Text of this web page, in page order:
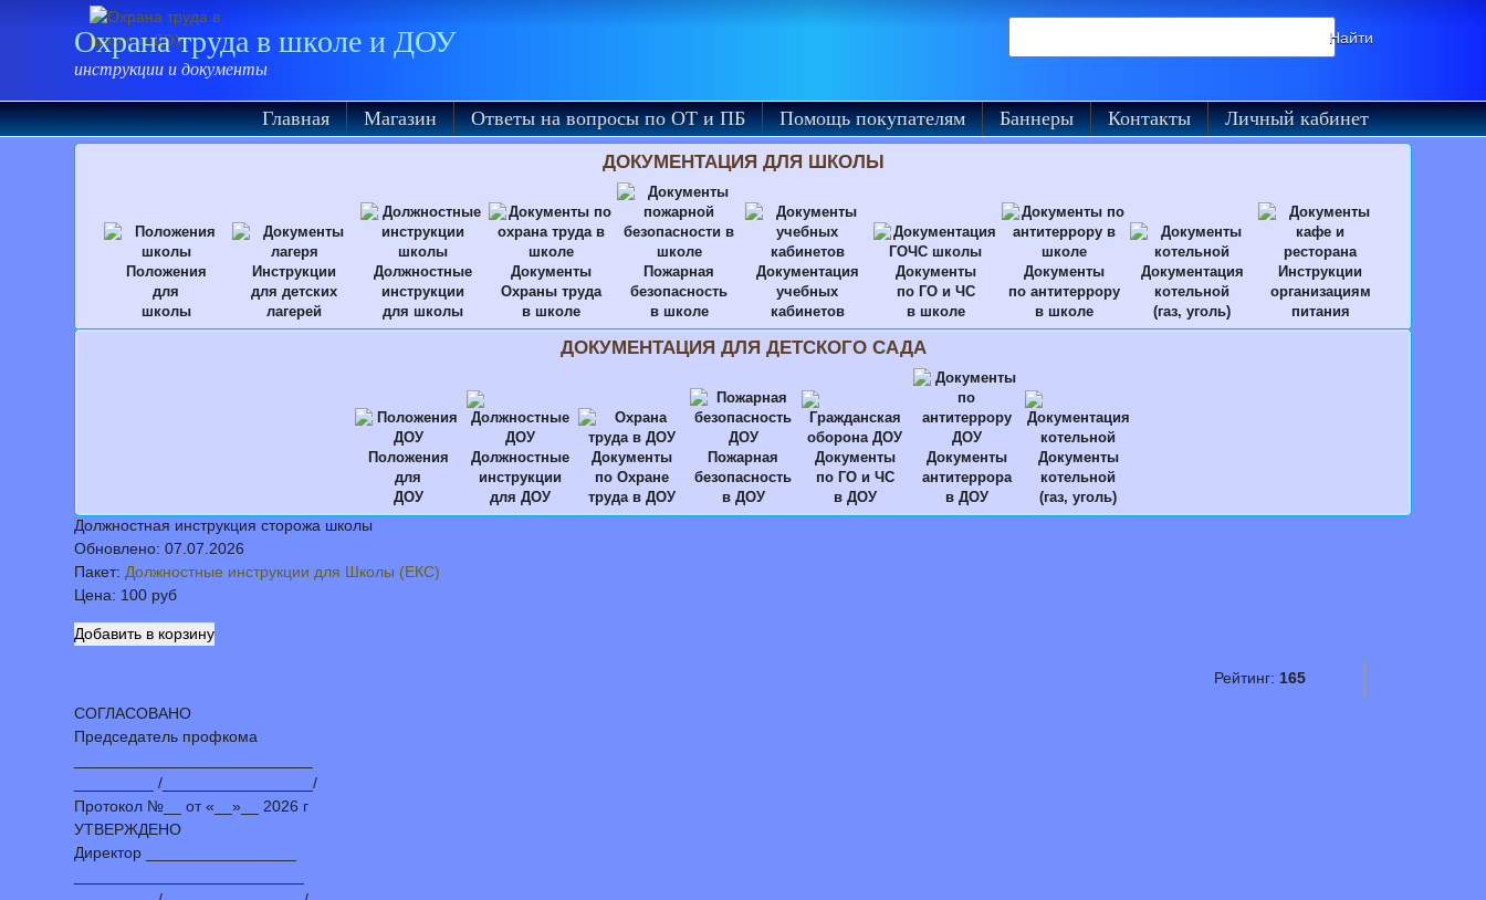
Охрана труда в школе и ДОУ
инструкции и документы
Главная Магазин Ответы на вопросы по ОТ и ПБ Помощь покупателям Баннеры Контакты Личный кабинет
ДОКУМЕНТАЦИЯ ДЛЯ ШКОЛЫ
Положения
для
школы
Инструкции
для детских
лагерей
Должностные
инструкции
для школы
Документы
Охраны труда
в школе
Пожарная
безопасность
в школе
Документация
учебных
кабинетов
Документы
по ГО и ЧС
в школе
Документы
по антитеррору
в школе
Документация
котельной
(газ, уголь)
Инструкции
организациям
питания
ДОКУМЕНТАЦИЯ ДЛЯ ДЕТСКОГО САДА
Положения
для
ДОУ
Должностные
инструкции
для ДОУ
Документы
по Охране
труда в ДОУ
Пожарная
безопасность
в ДОУ
Документы
по ГО и ЧС
в ДОУ
Документы
антитеррора
в ДОУ
Документы
котельной
(газ, уголь)
Должностная инструкция сторожа школы
Обновлено: 07.07.2026
Пакет: Должностные инструкции для Школы (ЕКС)
Цена: 100 руб
Рейтинг: 165
СОГЛАСОВАНО
Председатель профкома
_________ /_________________/
Протокол №__ от «__»__ 2026 г
УТВЕРЖДЕНО
Директор _________________